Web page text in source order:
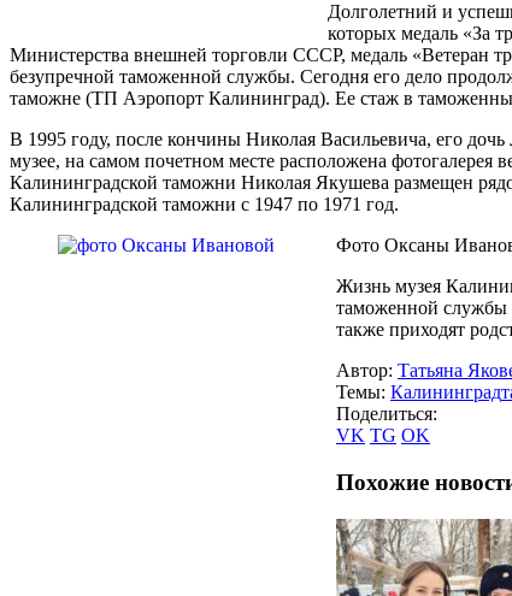
Долголетний и
которых медаль «За
Министерства внешней торговли СССР, медаль «Ветеран
безупречной таможенной службы. Сегодня его дело
таможне (ТП Аэропорт Калининград). Ее стаж в
В 1995 году, после кончины Николая Васильевича, его
музее, на самом почетном месте расположена
Калининградской таможни Николая Якушева размещен
Калининградской таможни с 1947 по 1971 год.
Фото Оксаны
Жизнь музея
таможенной службы
также приходят
Автор: Татьяна
Темы: Калининград
Поделиться:
VK TG OK
Похожие